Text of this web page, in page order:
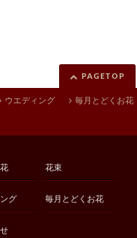
PAGETOP
ウエディング
毎月とどくお花
花束
グ 毎月とどくお花